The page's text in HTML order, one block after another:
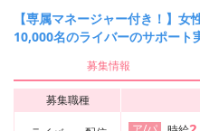
【専属マネージャー付き！】
10,000名のライバーのサポート
募集情報
募集職種